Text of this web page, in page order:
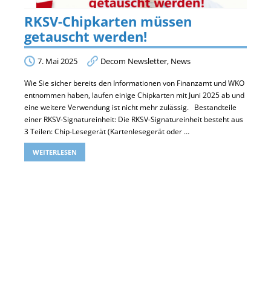
RKSV-Chipkarten müssen
getauscht werden!
7. Mai 2025 Decom Newsletter, News
Wie Sie sicher bereits den Informationen von Finanzamt und WKO
entnommen haben, laufen einige Chipkarten mit Juni 2025 ab und
eine weitere Verwendung ist nicht mehr zulässig. Bestandteile
einer RKSV-Signatureinheit: Die RKSV-Signatureinheit besteht aus
3 Teilen: Chip-Lesegerät (Kartenlesegerät oder …
WEITERLESEN